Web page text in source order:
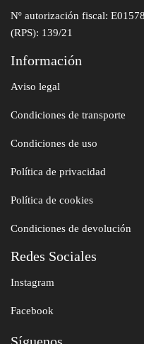
Nº autorización fiscal:
(RPS): 139/21
Información
Aviso legal
Condiciones de transporte
Condiciones de uso
Política de privacidad
Política de cookies
Condiciones de devolución
Redes Sociales
Instagram
Facebook